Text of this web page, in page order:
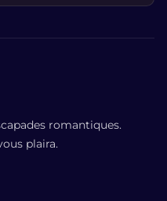
romantiques.
plaira.